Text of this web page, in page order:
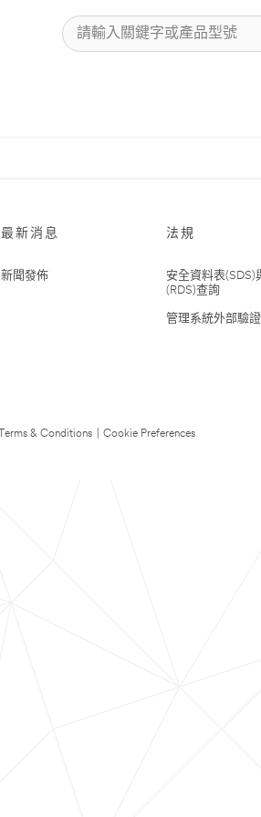
最新消息
新聞發佈
法規
安全資料表(SDS)
(RDS)查詢
管理系統外部驗
Terms & Conditions
Cookie Preferences